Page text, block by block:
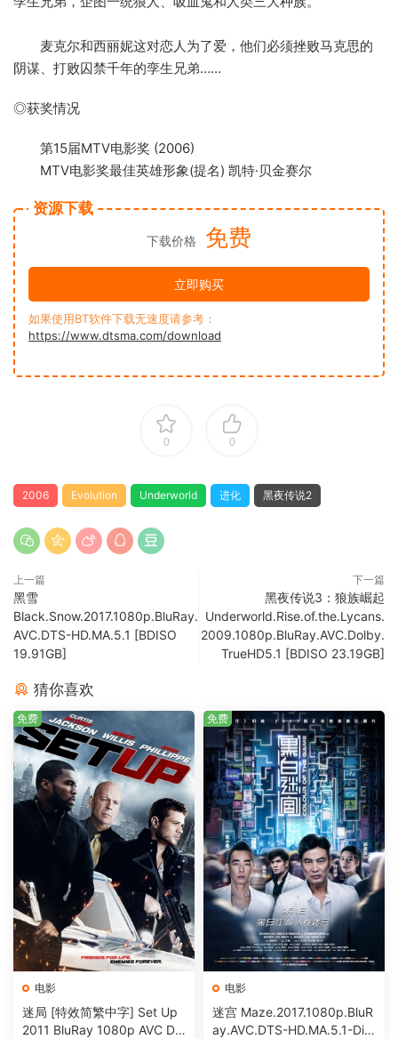
麦克尔和西丽妮这对恋人为了爱，他们必须挫败马克思的
阴谋、打败囚禁千年的孪生兄弟……
◎获奖情况
第15届MTV电影奖 (2006)
MTV电影奖最佳英雄形象(提名) 凯特·贝金赛尔
资源下载
下载价格 免费
立即购买
如果使用BT软件下载无速度请参考：
https://www.dtsma.com/download
0 0
2006 Evolution Underworld 进化 黑夜传说2
上一篇
黑雪
Black.Snow.2017.1080p.BluRay.
AVC.DTS-HD.MA.5.1 [BDISO
19.91GB]
下一篇
黑夜传说3：狼族崛起
Underworld.Rise.of.the.Lycans.
2009.1080p.BluRay.AVC.Dolby.
TrueHD5.1 [BDISO 23.19GB]
猜你喜欢
电影
迷局 [特效简繁中字] Set Up
2011 BluRay 1080p AVC DT
免费
电影
迷宫 Maze.2017.1080p.BluR
ay.AVC.DTS-HD.MA.5.1-DiY
免费